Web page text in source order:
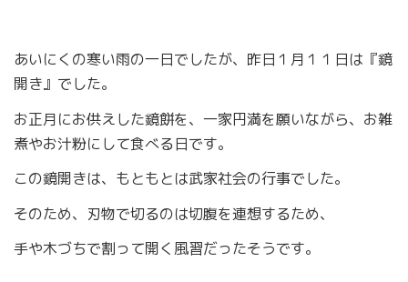
あいにくの寒い雨の一日でしたが、昨日１月１１日は『鏡
開き』でした。
お正月にお供えした鏡餅を、一家円満を願いながら、お雑
煮やお汁粉にして食べる日です。
この鏡開きは、もともとは武家社会の行事でした。
そのため、刃物で切るのは切腹を連想するため、
手や木づちで割って開く風習だったそうです。